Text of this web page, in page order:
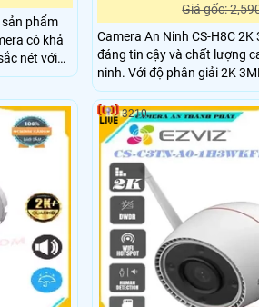
sản phẩm
nét với
Giá gốc:
Camera An Ninh CS-H8C
đáng tin cậy và chất lượng
ninh. Với độ phân giải 2K 3MP, camera này cho
phép quan sát rõ nét hình
lượng cao. Thiết kế nhỏ gọn và dễ dàng lắp đặt. Có
khả năng xoay 360 độ và
sát trong điều kiện ánh sáng
3210